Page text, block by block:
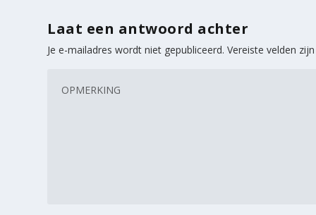
Laat een antwoord achter
Je e-mailadres wordt niet gepubliceerd. Vereiste velden